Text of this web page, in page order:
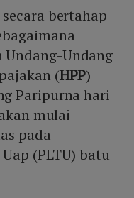
bertahap
Undang-Undang
(HPP)
Paripurna hari
mulai
pada
(PLTU) batu